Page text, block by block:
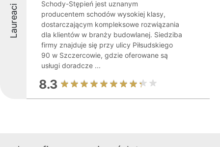
Laureaci
Schody-Stępień jest uznanym
producentem schodów wysokiej klasy,
dostarczającym kompleksowe rozwiązania
dla klientów w branży budowlanej. Siedziba
firmy znajduje się przy ulicy Piłsudskiego
90 w Szczercowie, gdzie oferowane są
usługi doradcze ...
8.3